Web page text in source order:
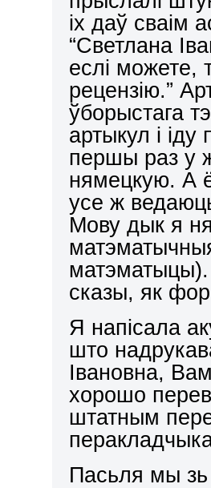
іх даў сваім
“Светлана
еслі можете,
рецензію.”
ўборыстага
артыкул і
першы раз у
нямецкую. А
усе ж
Мову дык я
сказы, як
Я напісала
што
Івановна,
хорошо
штатным
Пасьля мы зь